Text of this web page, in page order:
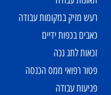
רעש מזיק במקומות עבודה
כאבים בכפות ידיים
זכאות לתג נכה
פטור רפואי ממס הכנסה
פגיעות עבודה